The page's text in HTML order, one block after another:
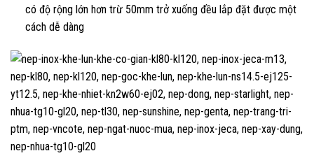
có độ rộng lớn hơn trừ 50mm trở xuống đều lắp đặt được một
cách dễ dàng